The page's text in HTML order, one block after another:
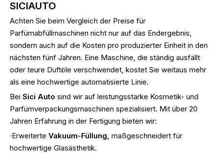
SICIAUTO
Achten Sie beim Vergleich der Preise für
Parfümabfüllmaschinen nicht nur auf das Endergebnis,
sondern auch auf die Kosten pro produzierter Einheit in den
nächsten fünf Jahren. Eine Maschine, die ständig ausfällt
oder teure Duftöle verschwendet, kostet Sie weitaus mehr
als eine hochwertige automatisierte Linie.
Bei Sici Auto sind wir auf leistungsstarke Kosmetik- und
Parfümverpackungsmaschinen spezialisiert. Mit über 20
Jahren Erfahrung in der Fertigung bieten wir:
·Erweiterte Vakuum-Füllung, maßgeschneidert für
hochwertige Glasästhetik.